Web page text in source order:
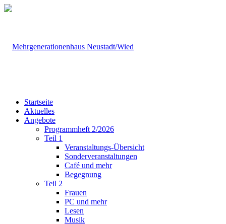
Startseite
Aktuelles
Angebote
Programmheft 2/2026
Teil 1
Veranstaltungs-Übersicht
Sonderveranstaltungen
Café und mehr
Begegnung
Teil 2
Frauen
PC und mehr
Lesen
Musik